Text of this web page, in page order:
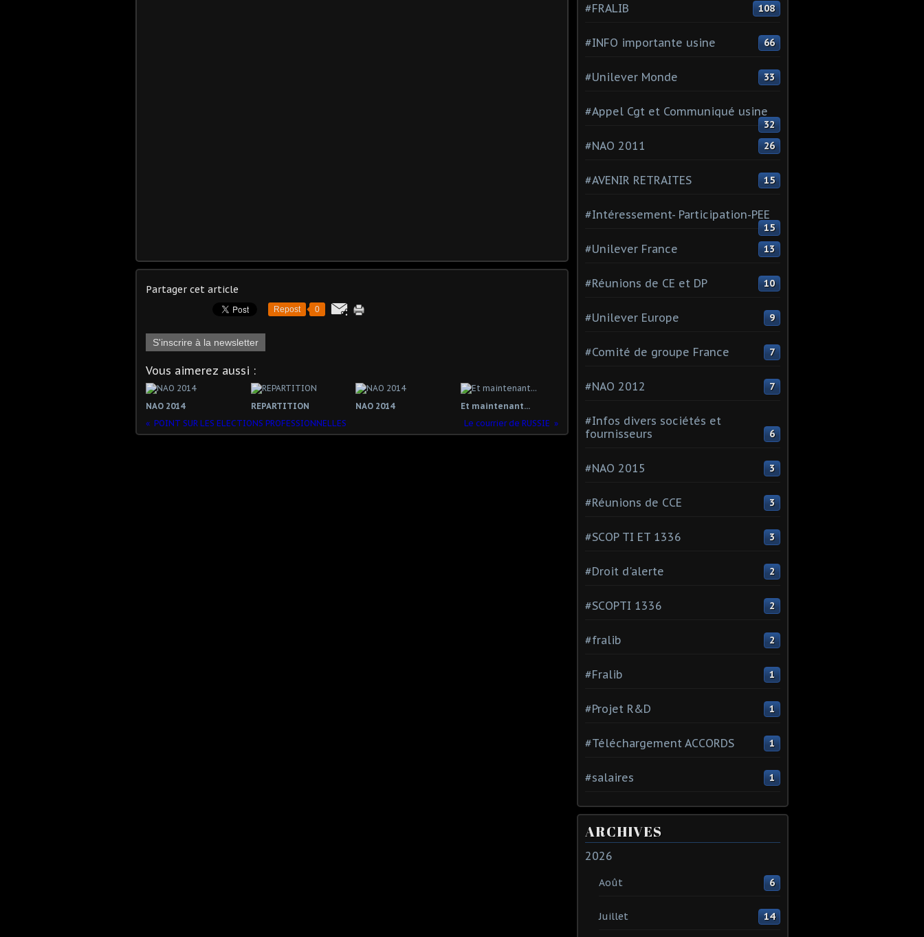
Partager cet article
Repost 0
S'inscrire à la newsletter
Vous aimerez aussi :
NAO 2014 REPARTITION NAO 2014
Et maintenant...
POINT SUR LES ELECTIONS PROFESSIONNELLES
Le courrier de RUSSIE
#FRALIB 108
#INFO importante usine 66
#Unilever Monde 33
#Appel Cgt et Communiqué usine
32
#NAO 2011 26
#AVENIR RETRAITES 15
#Intéressement- Participation-PEE
15
#Unilever France 13
#Réunions de CE et DP 10
#Unilever Europe 9
#Comité de groupe France 7
#NAO 2012 7
#Infos divers sociétés et
fournisseurs
6
#NAO 2015 3
#Réunions de CCE 3
#SCOP TI ET 1336 3
#Droit d'alerte 2
#SCOPTI 1336 2
#fralib 2
#Fralib 1
#Projet R&D 1
#Téléchargement ACCORDS 1
#salaires 1
ARCHIVES
2026
Août 6
Juillet 14